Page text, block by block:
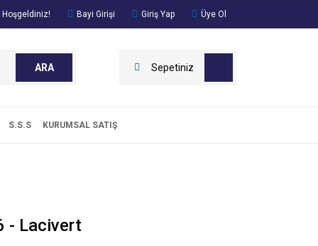
Hoşgeldiniz! Bayi Girişi Giriş Yap Üye Ol
ARA Sepetiniz
S.S.S KURUMSAL SATIŞ
- Lacivert